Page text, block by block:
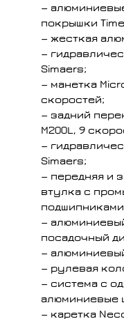
—
покрышки
— жесткая
—
Simaers;
— манетка
скоростей;
— задний
M200L, 9
—
Simaers;
— передняя и
втулка с
—
посадочный
—
— рулевая
— система с
алюминиевые
— каретка